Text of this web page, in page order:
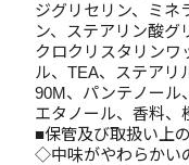
ジグリセリン、ミネ
ン、ステアリン酸グ
クロクリスタリンワ
ル、TEA、ステアリ
90M、パンテノール
エタノール、香料、
■保管及び取扱い上
◇中味がやわらかい